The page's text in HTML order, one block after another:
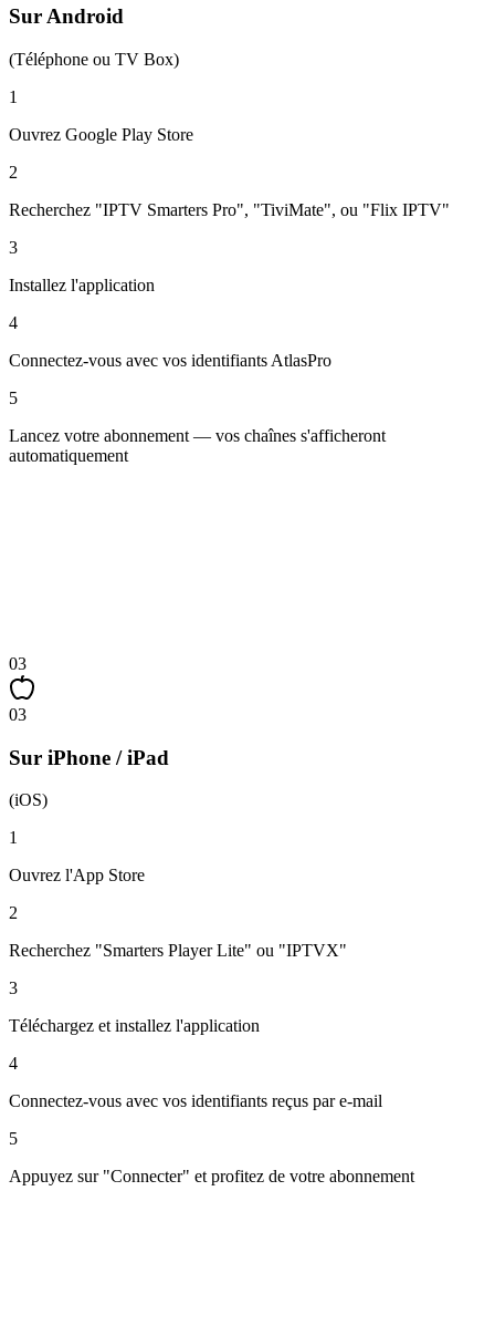
Sur Android
(Téléphone ou TV Box)
1
Ouvrez Google Play Store
2
Recherchez "IPTV Smarters Pro", "TiviMate", ou "Flix IPTV"
3
Installez l'application
4
Connectez-vous avec vos identifiants AtlasPro
5
Lancez votre abonnement — vos chaînes s'afficheront
automatiquement
03
03
Sur iPhone / iPad
(iOS)
1
Ouvrez l'App Store
2
Recherchez "Smarters Player Lite" ou "IPTVX"
3
Téléchargez et installez l'application
4
Connectez-vous avec vos identifiants reçus par e-mail
5
Appuyez sur "Connecter" et profitez de votre abonnement